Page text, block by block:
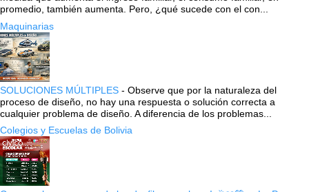
promedio, también aumenta. Pero, ¿qué sucede con el con...
Maquinarias
SOLUCIONES MÚLTIPLES - Observe que por la naturaleza del
proceso de diseño, no hay una respuesta o solución correcta a
cualquier problema de diseño. A diferencia de los problemas...
Colegios y Escuelas de Bolivia